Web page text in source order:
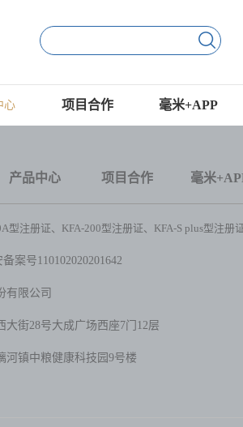
心 项目合作 毫米+APP
产品中心 项目合作 毫米
注册证、KFA-200型注册证、KFA-S plus型注册
备案号110102020201642
有限公司
街28号大成广场西座7门12层
河镇中粮健康科技园9号楼